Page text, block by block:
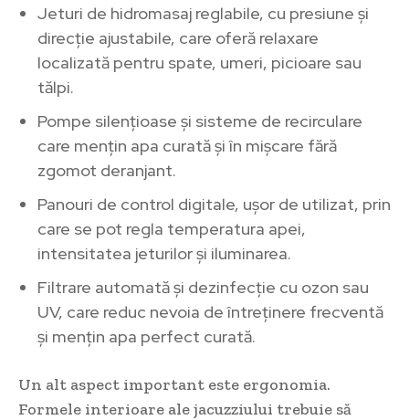
Jeturi de hidromasaj reglabile, cu presiune și
direcție ajustabile, care oferă relaxare
localizată pentru spate, umeri, picioare sau
tălpi.
Pompe silențioase și sisteme de recirculare
care mențin apa curată și în mișcare fără
zgomot deranjant.
Panouri de control digitale, ușor de utilizat, prin
care se pot regla temperatura apei,
intensitatea jeturilor și iluminarea.
Filtrare automată și dezinfecție cu ozon sau
UV, care reduc nevoia de întreținere frecventă
și mențin apa perfect curată.
Un alt aspect important este ergonomia.
Formele interioare ale jacuzziului trebuie să